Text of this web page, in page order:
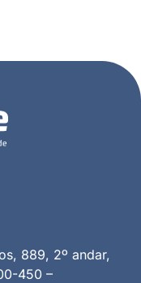
889, 2º andar,
450 –